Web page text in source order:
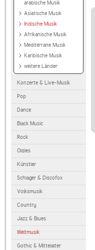
arabische Musik
Asiatische Musik
Indische Musik
Afrikanische Musik
Mediterrane Musik
Karibische Musik
weitere Länder
Konzerte & Live-Musik
Pop
Dance
Black Music
Rock
Oldies
Künstler
Schlager & Discofox
Volksmusik
Country
Jazz & Blues
Weltmusik
Gothic & Mittelalter